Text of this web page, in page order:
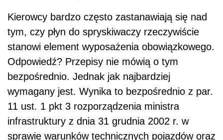
Kierowcy bardzo często zastanawiają się nad
tym, czy płyn do spryskiwaczy rzeczywiście
stanowi element wyposażenia obowiązkowego.
Odpowiedź? Przepisy nie mówią o tym
bezpośrednio. Jednak jak najbardziej
wymagany jest. Wynika to bezpośrednio z par.
11 ust. 1 pkt 3 rozporządzenia ministra
infrastruktury z dnia 31 grudnia 2002 r. w
sprawie warunków technicznych pojazdów oraz